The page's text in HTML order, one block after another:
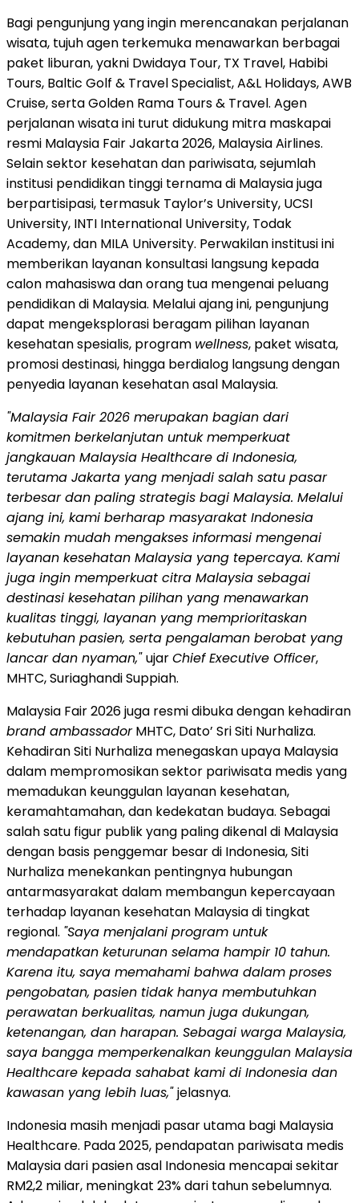
Bagi pengunjung yang ingin merencanakan perjalanan
wisata, tujuh agen terkemuka menawarkan berbagai
paket liburan, yakni Dwidaya Tour, TX Travel, Habibi
Tours, Baltic Golf & Travel Specialist, A&L Holidays, AWB
Cruise, serta Golden Rama Tours & Travel. Agen
perjalanan wisata ini turut didukung mitra maskapai
resmi Malaysia Fair Jakarta 2026, Malaysia Airlines.
Selain sektor kesehatan dan pariwisata, sejumlah
institusi pendidikan tinggi ternama di Malaysia juga
berpartisipasi, termasuk Taylor’s University, UCSI
University, INTI International University, Todak
Academy, dan MILA University. Perwakilan institusi ini
memberikan layanan konsultasi langsung kepada
calon mahasiswa dan orang tua mengenai peluang
pendidikan di Malaysia. Melalui ajang ini, pengunjung
dapat mengeksplorasi beragam pilihan layanan
kesehatan spesialis, program wellness, paket wisata,
promosi destinasi, hingga berdialog langsung dengan
penyedia layanan kesehatan asal Malaysia.
"Malaysia Fair 2026 merupakan bagian dari
komitmen berkelanjutan untuk memperkuat
jangkauan Malaysia Healthcare di Indonesia,
terutama Jakarta yang menjadi salah satu pasar
terbesar dan paling strategis bagi Malaysia. Melalui
ajang ini, kami berharap masyarakat Indonesia
semakin mudah mengakses informasi mengenai
layanan kesehatan Malaysia yang tepercaya. Kami
juga ingin memperkuat citra Malaysia sebagai
destinasi kesehatan pilihan yang menawarkan
kualitas tinggi, layanan yang memprioritaskan
kebutuhan pasien, serta pengalaman berobat yang
lancar dan nyaman,"ujarChief Executive Officer,
MHTC, Suriaghandi Suppiah.
Malaysia Fair 2026 juga resmi dibuka dengan kehadiran
brand ambassadorMHTC, Dato’ Sri Siti Nurhaliza.
Kehadiran Siti Nurhaliza menegaskan upaya Malaysia
dalam mempromosikan sektor pariwisata medis yang
memadukan keunggulan layanan kesehatan,
keramahtamahan, dan kedekatan budaya. Sebagai
salah satu figur publik yang paling dikenal di Malaysia
dengan basis penggemar besar di Indonesia, Siti
Nurhaliza menekankan pentingnya hubungan
antarmasyarakat dalam membangun kepercayaan
terhadap layanan kesehatan Malaysia di tingkat
regional. "Saya menjalani program untuk
mendapatkan keturunan selama hampir 10 tahun.
Karena itu, saya memahami bahwa dalam proses
pengobatan, pasien tidak hanya membutuhkan
perawatan berkualitas, namun juga dukungan,
ketenangan, dan harapan. Sebagai warga Malaysia,
saya bangga memperkenalkan keunggulan Malaysia
Healthcare kepada sahabat kami di Indonesia dan
kawasan yang lebih luas,"jelasnya.
Indonesia masih menjadi pasar utama bagi Malaysia
Healthcare. Pada 2025, pendapatan pariwisata medis
Malaysia dari pasien asal Indonesia mencapai sekitar
RM2,2 miliar, meningkat 23% dari tahun sebelumnya.